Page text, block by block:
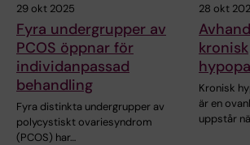
29 okt 2025
Fyra undergrupper av
PCOS öppnar för
individanpassad
behandling
Fyra distinkta undergrupper av
polycystiskt ovariesyndrom
(PCOS) har…
28 okt
kronisk
Kronisk
är en
uppstår